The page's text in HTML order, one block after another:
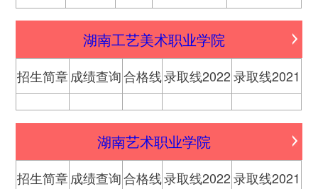
湖南工艺美术职业学院
招生简章成绩查询合格线录取线2022录取线2021
湖南艺术职业学院
招生简章成绩查询合格线录取线2022录取线2021